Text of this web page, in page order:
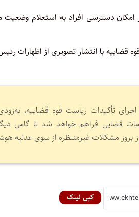
امکان دسترسی افراد به استعلام وضعیت
قضاییه با انتشار تصویری از
تأکیدات ریاست قوه قضاییه،
قضایی فراهم خواهد شد تا گامی
مشکلات غیرمنتظره از سوی عدلیه
کپی لینک